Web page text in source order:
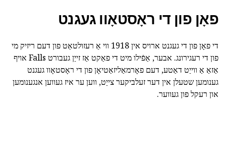
פאָן פון די ראָסטאָוו געגנט
די פאָן פון די געגנט ארויס אין 1918 ווי אַ רעזולטאַט פון דעם ריזיק מי
פון די רעגירונג. אבער, אַפֿילו מיט די פאַקט אַז זייַן געבורט Falls אויף
אַזאַ אַ ווייַט דאַטע, דעם פאָרמאַליזאַטיאָן פון די ראָסטאָוו געגנט
גענומען שטעלן אין דער זעלביקער צייַט, ווען ער איז געווען אנגענומען
און רעקל פון געווער.